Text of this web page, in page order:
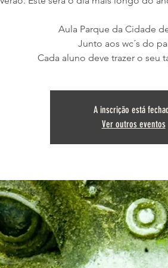
Aula Parque da Cidade
Junto aos wc´s do
Cada aluno deve trazer o seu
A inscrição está
Ver outros eventos